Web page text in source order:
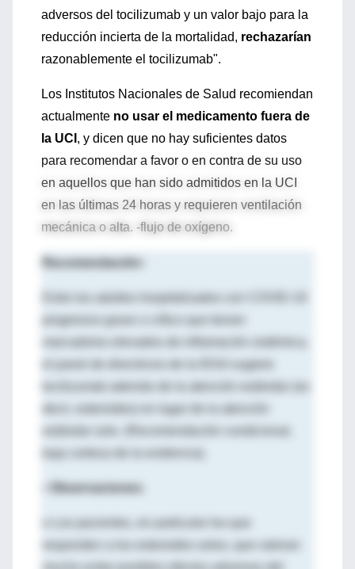
adversos del tocilizumab y un valor bajo para la
reducción incierta de la mortalidad, rechazarían
razonablemente el tocilizumab".
Los Institutos Nacionales de Salud recomiendan
actualmente no usar el medicamento fuera de
la UCI , y dicen que no hay suficientes datos
para recomendar a favor o en contra de su uso
en aquellos que han sido admitidos en la UCI
en las últimas 24 horas y requieren ventilación
mecánica o alta. -flujo de oxígeno.
Recomendación:
progresivo grave o crítico que tienen
el panel de directrices de la IDSA sugiere
decir, esteroides) en lugar de la atención
Observaciones: